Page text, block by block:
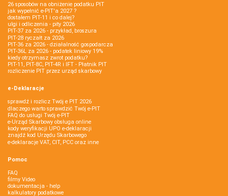
26 sposobów na obniżenie podatku PIT
jak wypełnić e-PIT'a 2027 ?
dostałem PIT-11 i co dalej?
ulgi i odliczenia - pity 2026
PIT-37 za 2026 - przykład, broszura
PIT-28 ryczałt za 2026
PIT-36 za 2026 - działalność gospodarcza
PIT-36L za 2026 - podatek liniowy 19%
kiedy otrzymasz zwrot podatku?
PIT-11, PIT-8C, PIT-4R i IFT - Płatnik PIT
rozliczenie PIT przez urząd skarbowy
e-Deklaracje
sprawdź i rozlicz Twój e PIT 2026
dlaczego warto sprawdzić Twój e-PIT
FAQ do usługi Twój e-PIT
e-Urząd Skarbowy obsługa online
kody weryfikacji UPO e-deklaracji
znajdź kod Urzędu Skarbowego
e-deklaracje VAT, CIT, PCC oraz inne
Pomoc
FAQ
filmy Video
dokumentacja - help
kalkulatory podatkowe